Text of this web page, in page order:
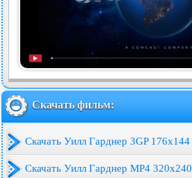
Скачать фильм:
Скачать Уилл Гарднер 3GP 176x144
Скачать Уилл Гарднер MP4 320x240